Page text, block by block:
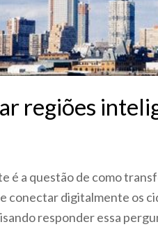
regiões
é a questão de como
conectar digitalmente os
responder essa